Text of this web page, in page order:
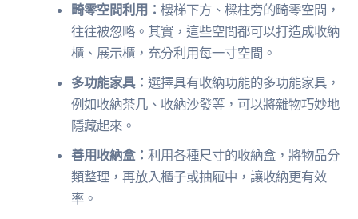
畸零空間利用：樓梯下方、樑柱旁的畸零空間，
往往被忽略。其實，這些空間都可以打造成收納
櫃、展示櫃，充分利用每一寸空間。
多功能家具：選擇具有收納功能的多功能家具，
例如收納茶几、收納沙發等，可以將雜物巧妙地
隱藏起來。
善用收納盒：利用各種尺寸的收納盒，將物品分
類整理，再放入櫃子或抽屜中，讓收納更有效
率。